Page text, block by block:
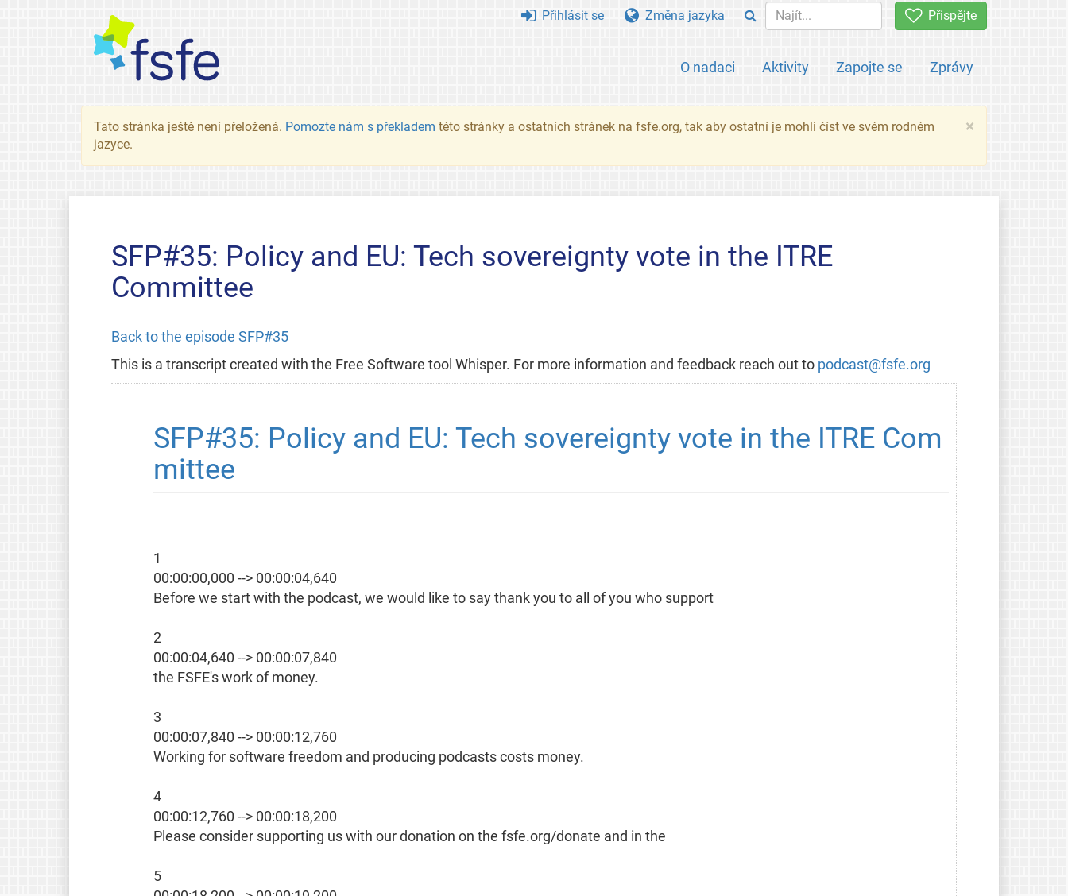
Přispějte
O nadaci Aktivity Zapojte se Zprávy
Přihlásit se Změna jazyka
×
Tato stránka ještě není přeložená. Pomozte nám s překladem této stránky a ostatních stránek na fsfe.org, tak aby ostatní je mohli číst ve svém rodném
jazyce.
SFP#35: Policy and EU: Tech sovereignty vote in the ITRE
Committee
Back to the episode SFP#35
This is a transcript created with the Free Software tool Whisper. For more information and feedback reach out to podcast@fsfe.org
SFP#35: Policy and EU: Tech sovereignty vote in the ITRE Com
mittee